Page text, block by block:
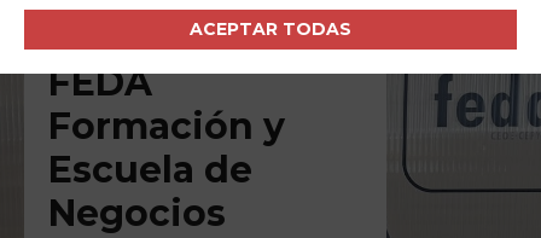
ACEPTAR TODAS
FEDA
Formación y
Escuela de
Negocios